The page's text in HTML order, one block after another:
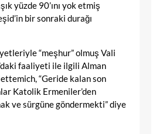
yüzde 90’ını yok etmiş
bir sonraki durağı
“meşhur” olmuş Vali
faaliyeti ile ilgili Alman
“Geride kalan son
Katolik Ermeniler’den
ve sürgüne göndermekti” diye